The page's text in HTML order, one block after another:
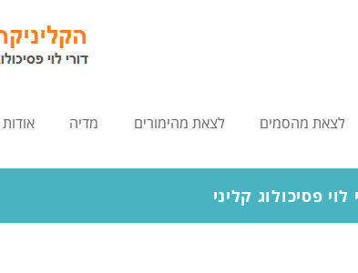
לצאת מהסמים לצאת מהימורים מדיה אודות
פסיכולוג קליני